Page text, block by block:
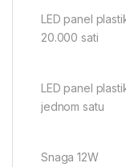
LED panel
20.000 sati
LED panel
jednom satu
Snaga 12W